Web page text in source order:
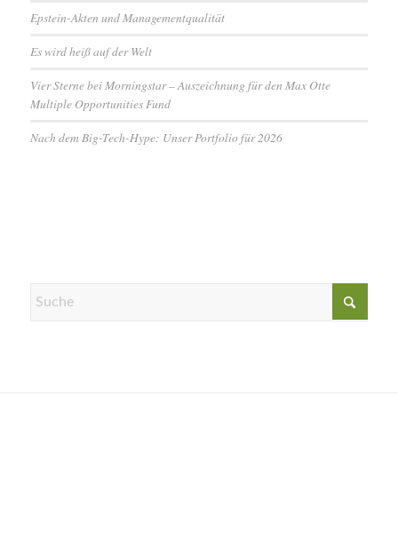
Epstein-Akten und Managementqualität
Es wird heiß auf der Welt
Vier Sterne bei Morningstar – Auszeichnung für den Max Otte
Multiple Opportunities Fund
Nach dem Big-Tech-Hype: Unser Portfolio für 2026